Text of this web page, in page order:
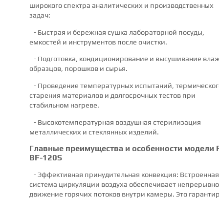
широкого спектра аналитических и производственных
задач:
- Быстрая и бережная сушка лабораторной посуды,
емкостей и инструментов после очистки.
- Подготовка, кондиционирование и высушивание
образцов, порошков и сырья.
- Проведение температурных испытаний,
старения материалов и долгосрочных тестов при
стабильном нагреве.
- Высокотемпературная воздушная стерилизация
металлических и стеклянных изделий.
Главные преимущества и особенности модели
BF-120S
- Эффективная принудительная конвекция: Встроенная
система циркуляции воздуха обеспечивает
движение горячих потоков внутри камеры. Это